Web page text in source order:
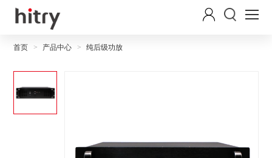
首页 > 产品中心 > 纯后级功放